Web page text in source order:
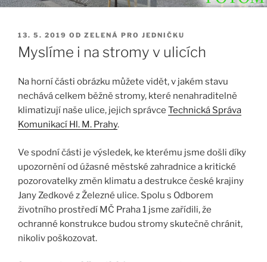
PUBLIKOVÁNO
13. 5. 2019 OD ZELENÁ PRO JEDNIČKU
Myslíme i na stromy v ulicích
Na horní části obrázku můžete vidět, v jakém stavu
nechává celkem běžně stromy, které nenahraditelně
klimatizují naše ulice, jejich správce Technická Správa
Komunikací Hl. M. Prahy.
Ve spodní části je výsledek, ke kterému jsme došli díky
upozornění od úžasné městské zahradnice a kritické
pozorovatelky změn klimatu a destrukce české krajiny
Jany Zedkové z Železné ulice. Spolu s Odborem
životního prostředí MČ Praha 1 jsme zařídili, že
ochranné konstrukce budou stromy skutečně chránit,
nikoliv poškozovat.